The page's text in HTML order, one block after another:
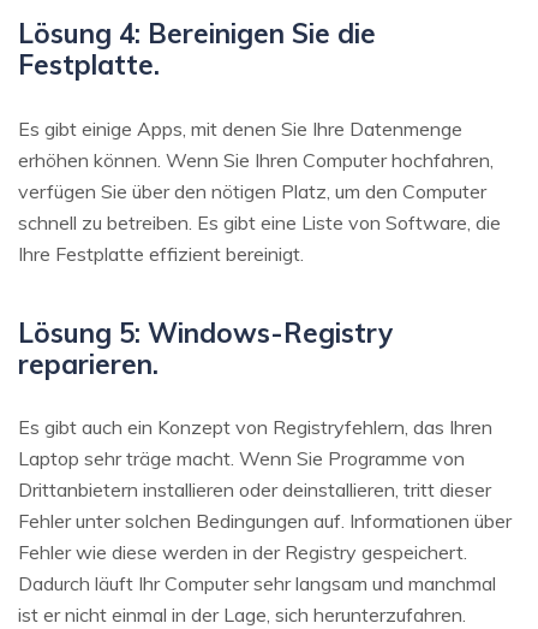
Lösung 4: Bereinigen Sie die
Festplatte.
Es gibt einige Apps, mit denen Sie Ihre Datenmenge
erhöhen können. Wenn Sie Ihren Computer hochfahren,
verfügen Sie über den nötigen Platz, um den Computer
schnell zu betreiben. Es gibt eine Liste von Software, die
Ihre Festplatte effizient bereinigt.
Lösung 5: Windows-Registry
reparieren.
Es gibt auch ein Konzept von Registryfehlern, das Ihren
Laptop sehr träge macht. Wenn Sie Programme von
Drittanbietern installieren oder deinstallieren, tritt dieser
Fehler unter solchen Bedingungen auf. Informationen über
Fehler wie diese werden in der Registry gespeichert.
Dadurch läuft Ihr Computer sehr langsam und manchmal
ist er nicht einmal in der Lage, sich herunterzufahren.